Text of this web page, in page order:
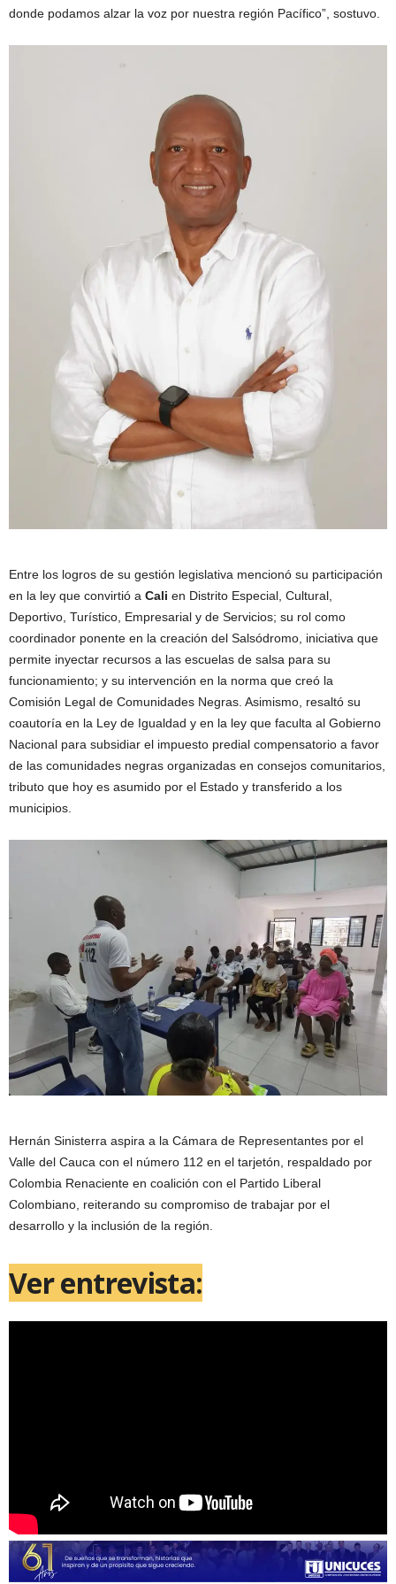
donde podamos alzar la voz por nuestra región Pacífico”, sostuvo.
Entre los logros de su gestión legislativa mencionó su participación
en la ley que convirtió a Cali en Distrito Especial, Cultural,
Deportivo, Turístico, Empresarial y de Servicios; su rol como
coordinador ponente en la creación del Salsódromo, iniciativa que
permite inyectar recursos a las escuelas de salsa para su
funcionamiento; y su intervención en la norma que creó la
Comisión Legal de Comunidades Negras. Asimismo, resaltó su
coautoría en la Ley de Igualdad y en la ley que faculta al Gobierno
Nacional para subsidiar el impuesto predial compensatorio a favor
de las comunidades negras organizadas en consejos comunitarios,
tributo que hoy es asumido por el Estado y transferido a los
municipios.
Hernán Sinisterra aspira a la Cámara de Representantes por el
Valle del Cauca con el número 112 en el tarjetón, respaldado por
Colombia Renaciente en coalición con el Partido Liberal
Colombiano, reiterando su compromiso de trabajar por el
desarrollo y la inclusión de la región.
Ver entrevista: